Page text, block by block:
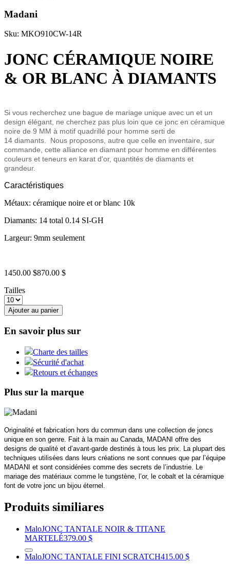
Madani
Sku: MKO910CW-14R
JONC CÉRAMIQUE NOIRE
& OR BLANC À DIAMANTS
Si vous recherchez une bague de mariage unique avec un et un
design élégant, ne cherchez pas plus loin que ce jonc en céramique
noire de 9 MM à motif quadrillé pour homme serti de
14 diamants.
Nous proposons, autre que celle en inventaire, sur
commande, cette alliance en diamant pour homme en différentes
couleurs et teneurs en karat d'or, quantités de diamants et
grandeur.
Caractéristiques
Métaux: céramique noire et or blanc 10k
Diamants: 14 total 0.14 SI-GH
Largeur: 9mm seulement
1450.00 $870.00 $
Tailles
Ajouter au panier
En savoir plus sur
Charte des tailles
Sécurité d'achat
Retours et échanges
Plus sur la marque
Originalité et fabrication hors du commun dans une collection de joncs
unique en son genre. Fait à la main au Canada, MADANI offre des
designs de qualité et d’avant-garde destinés à tous les prix. La plupart des
techniques utilisées dans leurs créations ne sont connues que par l’équipe
MADANI et sont considérées comme des secrets de l’industrie. Le
mariage des matériaux comme le tungstène, l’or, le cobalt et la céramique
font de votre jonc un bijou éternel.
Produits similiares
MaloJONC TANTALE NOIR & TITANE
MARTELÉ379.00 $
MaloJONC TANTALE FINI SCRATCH415.00 $